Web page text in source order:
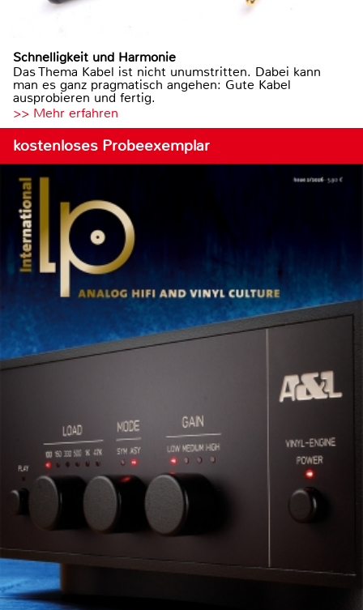
Schnelligkeit und Harmonie
Das Thema Kabel ist nicht unumstritten. Dabei kann
man es ganz pragmatisch angehen: Gute Kabel
ausprobieren und fertig.
>> Mehr erfahren
kostenloses Probeexemplar